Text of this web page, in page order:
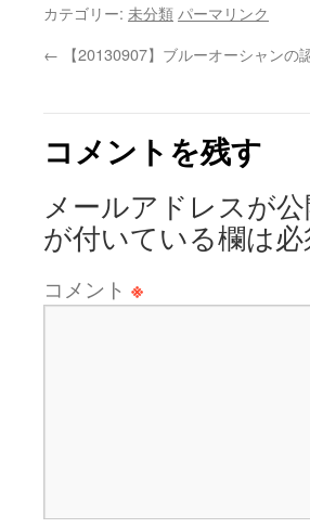
カテゴリー: 未分類 パーマリンク
← 【20130907】ブルーオーシャンの
コメントを残す
メールアドレスが
が付いている欄は
コメント ※